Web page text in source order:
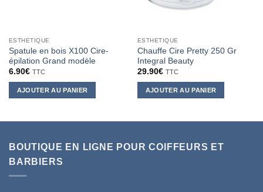
ESTHETIQUE
Spatule en bois X100 Cire-
épilation Grand modèle
6.90€ TTC
AJOUTER AU PANIER
ESTHETIQUE
Chauffe Cire Pretty 250 Gr
Integral Beauty
29.90€ TTC
AJOUTER AU PANIER
BOUTIQUE EN LIGNE POUR COIFFEURS ET
BARBIERS